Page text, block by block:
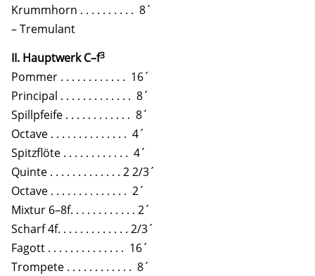
Krummhorn . . . . . . . . . . 8´
– Tremulant
II. Hauptwerk C–f3
Pommer . . . . . . . . . . . . 16´
Principal . . . . . . . . . . . . . 8´
Spillpfeife . . . . . . . . . . . . 8´
Octave . . . . . . . . . . . . . . 4´
Spitzflöte . . . . . . . . . . . . 4´
Quinte . . . . . . . . . . . . . 2 2/3´
Octave . . . . . . . . . . . . . . 2´
Mixtur 6–8f. . . . . . . . . . . . 2´
Scharf 4f. . . . . . . . . . . . . 2/3´
Fagott . . . . . . . . . . . . . . 16´
Trompete . . . . . . . . . . . . 8´